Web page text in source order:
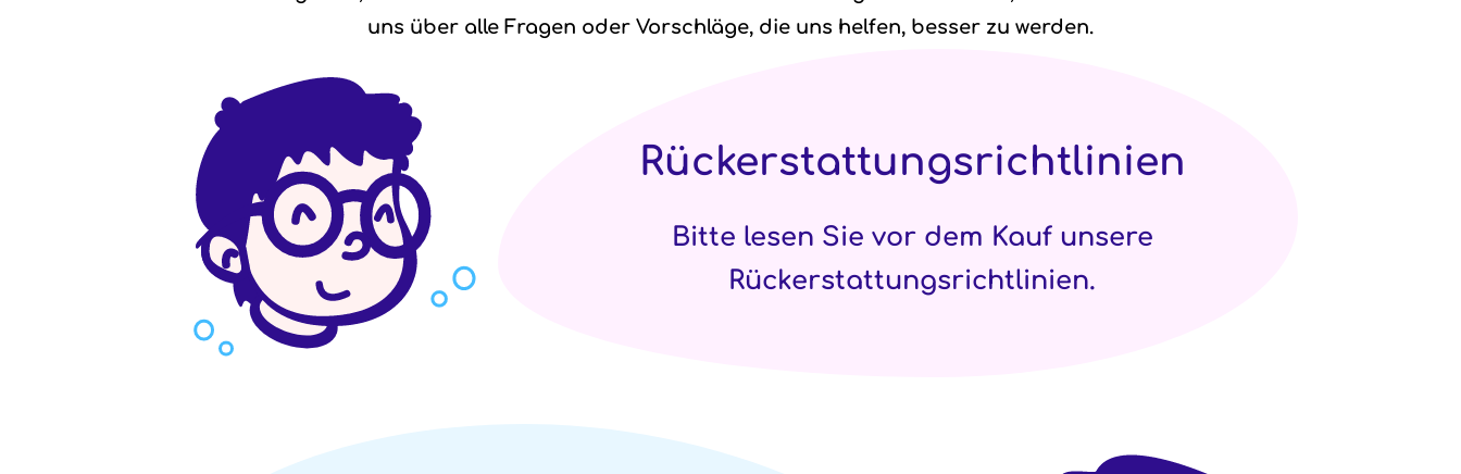
uns über alle Fragen oder Vorschläge, die uns helfen, besser zu werden.
Rückerstattungsrichtlinien
Bitte lesen Sie vor dem Kauf unsere
Rückerstattungsrichtlinien.